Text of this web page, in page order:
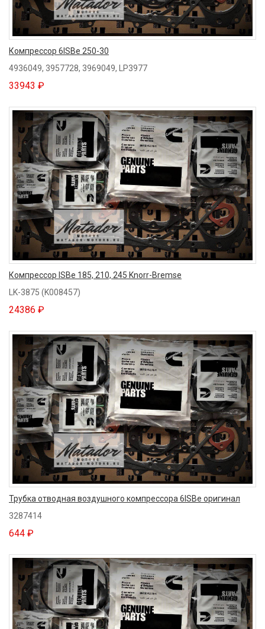
Компрессор 6ISBe 250-30
4936049, 3957728, 3969049, LP3977
33943 ₽
Компрессор ISBe 185, 210, 245 Knorr-Bremse
LK-3875 (K008457)
24386 ₽
Трубка отводная воздушного компрессора 6ISBe оригинал
3287414
644 ₽